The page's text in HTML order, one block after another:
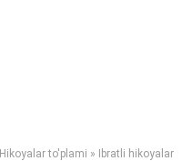
Hikoyalar to'plami » Ibratli hikoyalar